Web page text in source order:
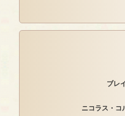
ブレ
ニコラス・コ